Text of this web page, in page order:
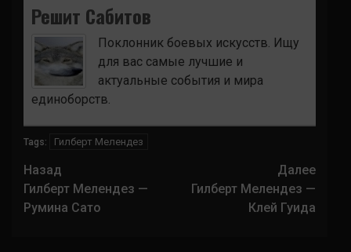
Решит Сабитов
Поклонник боевых искусств. Ищу
для вас самые лучшие и
актуальные события и мира
единоборств.
Tags: Гилберт Мелендез
Навигация
записи
Назад
Гилберт Мелендез —
Румина Сато
Далее
Гилберт Мелендез —
Клей Гуида